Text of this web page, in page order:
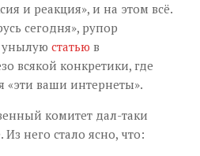
и реакция», и на этом всё.
сегодня», рупор
унылую статью в
всякой конкретики, где
«эти ваши интернеты».
комитет дал-таки
него стало ясно, что: